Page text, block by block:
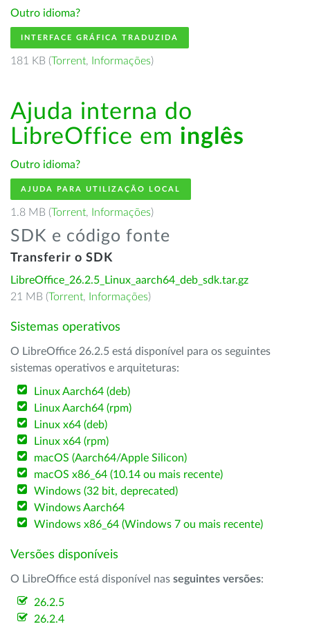
Outro idioma?
INTERFACE GRÁFICA TRADUZIDA
181 KB (Torrent, Informações)
Ajuda interna do
LibreOffice em inglês
Outro idioma?
AJUDA PARA UTILIZAÇÃO LOCAL
1.8 MB (Torrent, Informações)
SDK e código fonte
Transferir o SDK
LibreOffice_26.2.5_Linux_aarch64_deb_sdk.tar.gz
21 MB (Torrent, Informações)
Sistemas operativos
O LibreOffice 26.2.5 está disponível para os seguintes
sistemas operativos e arquiteturas:
Linux Aarch64 (deb)
Linux Aarch64 (rpm)
Linux x64 (deb)
Linux x64 (rpm)
macOS (Aarch64/Apple Silicon)
macOS x86_64 (10.14 ou mais recente)
Windows (32 bit, deprecated)
Windows Aarch64
Windows x86_64 (Windows 7 ou mais recente)
Versões disponíveis
O LibreOffice está disponível nas seguintes versões:
26.2.5
26.2.4